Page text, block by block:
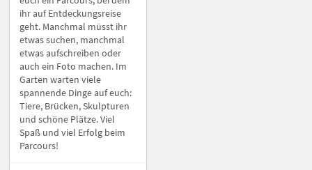
ihr auf Entdeckungsreise
geht. Manchmal müsst ihr
etwas suchen, manchmal
etwas aufschreiben oder
auch ein Foto machen. Im
Garten warten viele
spannende Dinge auf euch:
Tiere, Brücken, Skulpturen
und schöne Plätze. Viel
Spaß und viel Erfolg beim
Parcours!